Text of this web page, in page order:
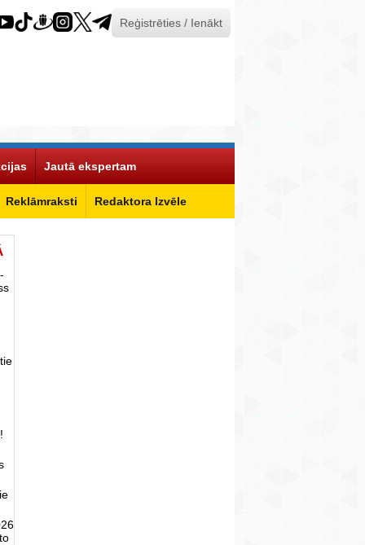
Reģistrēties / Ienākt
Reklāmraksti Redaktora Izvēle
Jautā ekspertam